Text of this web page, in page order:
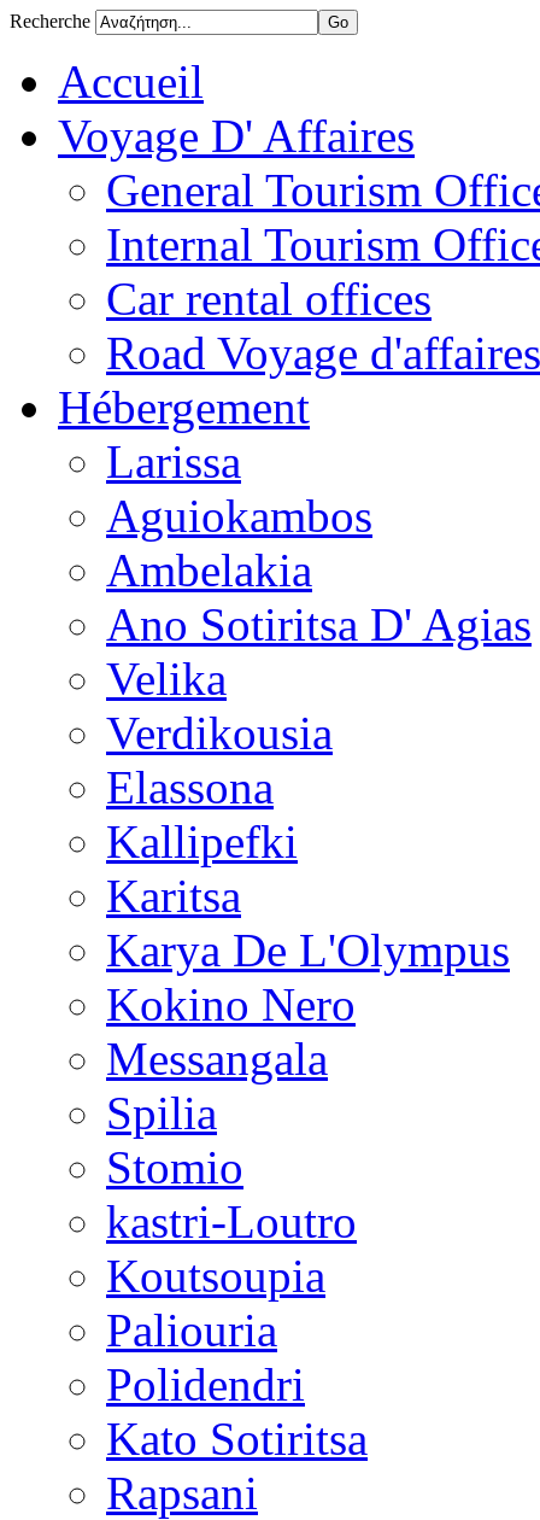
Recherche
Accueil
Voyage D' Affaires
General Tourism
Internal Tourism
Car rental offices
Road Voyage
Hébergement
Larissa
Aguiokambos
Ambelakia
Ano Sotiritsa D' Agias
Velika
Verdikousia
Elassona
Kallipefki
Karitsa
Karya De L'Olympus
Kokino Nero
Messangala
Spilia
Stomio
kastri-Loutro
Koutsoupia
Paliouria
Polidendri
Kato Sotiritsa
Rapsani